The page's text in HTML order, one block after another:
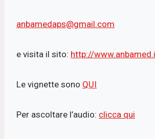
anbamedaps@gmail.com
e visita il sito: http://
Le vignette sono QUI
Per ascoltare l’audio: clicca qui